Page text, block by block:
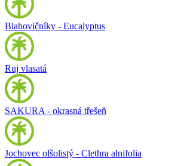
Blahovičníky - Eucalyptus
Ruj vlasatá
SAKURA - okrasná třešeň
Jochovec olšolistý - Clethra alnifolia